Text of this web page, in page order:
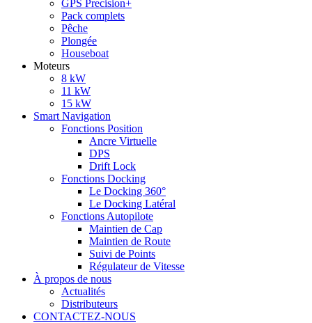
GPS Precision+
Pack complets
Pêche
Plongée
Houseboat
Moteurs
8 kW
11 kW
15 kW
Smart Navigation
Fonctions Position
Ancre Virtuelle
DPS
Drift Lock
Fonctions Docking
Le Docking 360°
Le Docking Latéral
Fonctions Autopilote
Maintien de Cap
Maintien de Route
Suivi de Points
Régulateur de Vitesse
À propos de nous
Actualités
Distributeurs
CONTACTEZ-NOUS